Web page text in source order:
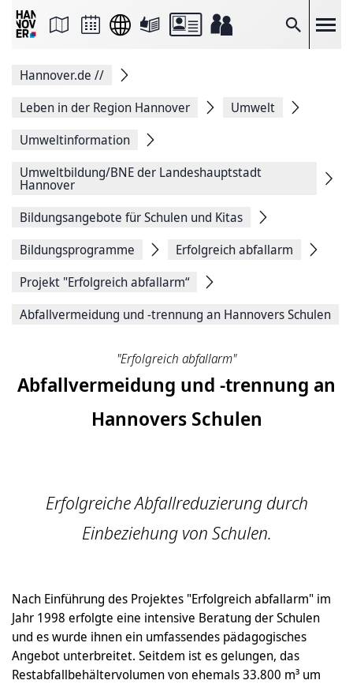
Suche
Seite
Facebook
teilen
Seitenlink
Seite
Drucken
Hannover.de //
Leben in der Region Hannover
Umwelt
Umweltinformation
Umweltbildung/BNE der Landeshauptstadt
Hannover
Bildungsangebote für Schulen und Kitas
Bildungsprogramme
Erfolgreich abfallarm
Projekt "Erfolgreich abfallarm“
Abfallvermeidung und -trennung an Hannovers Schulen
"Erfolgreich abfallarm"
Abfallvermeidung und -trennung an
Hannovers Schulen
Erfolgreiche Abfallreduzierung durch
Einbeziehung von Schulen.
Nach Einführung des Projektes "Erfolgreich abfallarm" im
Jahr 1998 erfolgte eine intensive Beratung der Schulen
und es wurde ihnen ein umfassendes pädagogisches
Angebot unterbreitet. Seitdem ist es gelungen, das
Restabfallbehältervolumen von ehemals 33.800 m³ um